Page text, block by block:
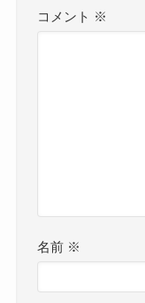
コメント ※
名前 ※